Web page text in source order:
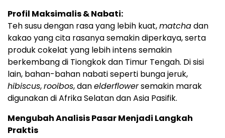
Profil Maksimalis & Nabati:
Teh susu dengan rasa yang lebih kuat,matchadan
kakao yang cita rasanya semakin diperkaya, serta
produk cokelat yang lebih intens semakin
berkembang di Tiongkok dan Timur Tengah. Di sisi
lain, bahan-bahan nabati seperti bunga jeruk,
hibiscus,rooibos, danelderflowersemakin marak
digunakan di Afrika Selatan dan Asia Pasifik.
Mengubah Analisis Pasar Menjadi Langkah
Praktis